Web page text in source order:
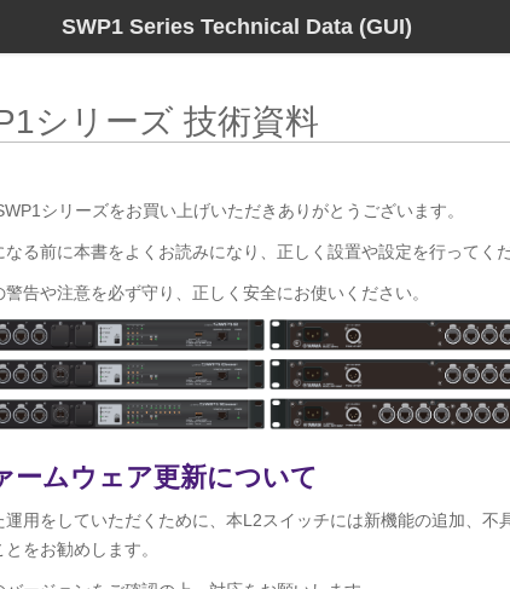
SWP1 Series Technical Data (GUI)
シリーズ 技術資料
シリーズをお買い上げいただきありがとうございます。
なる前に本書をよくお読みになり、正しく設置や設定を行ってく
警告や注意を必ず守り、正しく安全にお使いください。
ームウェア更新について
運用をしていただくために、本L2スイッチには新機能の追加、
とをお勧めします。